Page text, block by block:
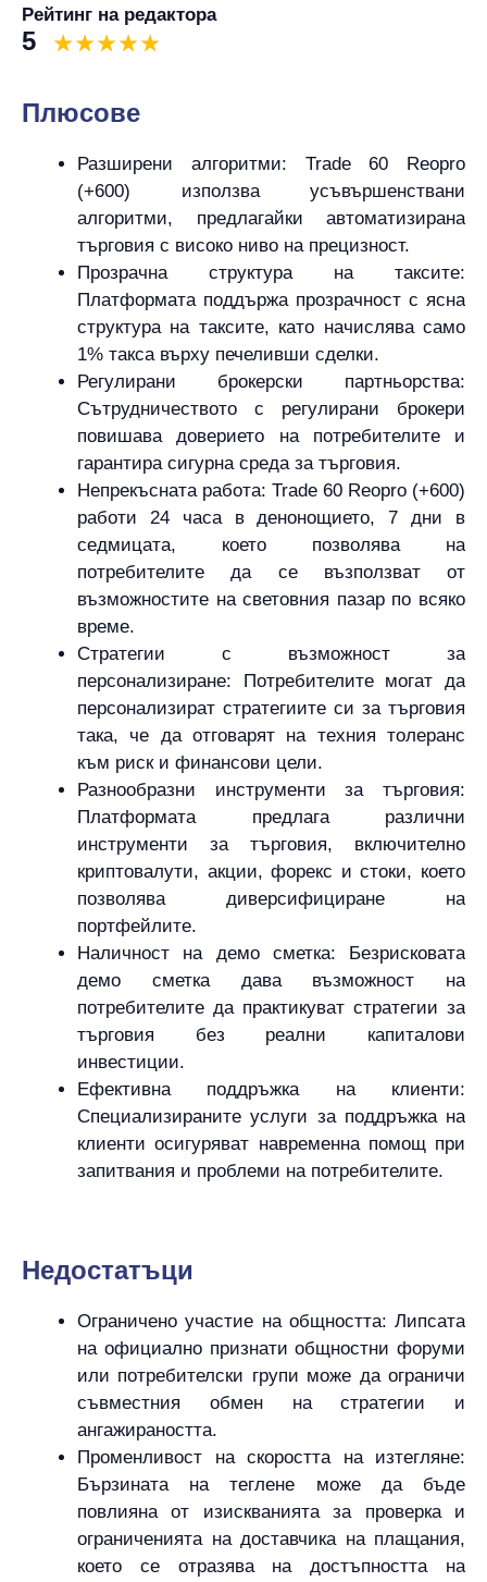
Рейтинг на редактора
5
Плюсове
Разширени алгоритми: Trade 60 Reopro
(+600) използва усъвършенствани
алгоритми, предлагайки автоматизирана
търговия с високо ниво на прецизност.
Прозрачна структура на таксите:
Платформата поддържа прозрачност с ясна
структура на таксите, като начислява само
1% такса върху печеливши сделки.
Регулирани брокерски партньорства:
Сътрудничеството с регулирани брокери
повишава доверието на потребителите и
гарантира сигурна среда за търговия.
Непрекъсната работа: Trade 60 Reopro (+600)
работи 24 часа в денонощието, 7 дни в
седмицата, което позволява на
потребителите да се възползват от
възможностите на световния пазар по всяко
време.
Стратегии с възможност за
персонализиране: Потребителите могат да
персонализират стратегиите си за търговия
така, че да отговарят на техния толеранс
към риск и финансови цели.
Разнообразни инструменти за търговия:
Платформата предлага различни
инструменти за търговия, включително
криптовалути, акции, форекс и стоки, което
позволява диверсифициране на
портфейлите.
Наличност на демо сметка: Безрисковата
демо сметка дава възможност на
потребителите да практикуват стратегии за
търговия без реални капиталови
инвестиции.
Ефективна поддръжка на клиенти:
Специализираните услуги за поддръжка на
клиенти осигуряват навременна помощ при
запитвания и проблеми на потребителите.
Hедостатъци
Ограничено участие на общността: Липсата
на официално признати общностни форуми
или потребителски групи може да ограничи
съвместния обмен на стратегии и
ангажираността.
Променливост на скоростта на изтегляне:
Бързината на теглене може да бъде
повлияна от изискванията за проверка и
ограниченията на доставчика на плащания,
което се отразява на достъпността на